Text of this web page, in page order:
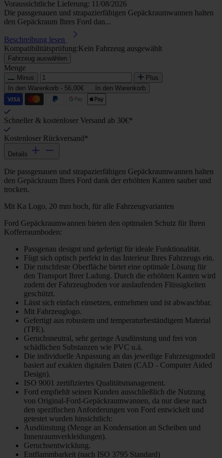
Voraussichtliche Lieferung: 11/08/2026
Die passgenauen und strapazierfähigen Gepäckraumwannen halten
den Gepäckraum Ihres Ford dan...
Beschreibung lesen
Kompatibilitätsprüfung:Kein Fahrzeug ausgewählt
Fahrzeug auswählen
Menge
Minus
Plus
In den Warenkorb - 56,00€ In den Warenkorb
Schneller & kostenloser Versand ab 30€*
Kostenloser Rückversand*
Details
Die passgenauen und strapazierfähigen Gepäckraumwannen halten
den Gepäckraum Ihres Ford dank der erhöhten Kanten sauber und
trocken.
Mit Ka Logo, 20 mm hoch, für alle Fahrzeugvarianten
Ford Gepäckraumwannen bieten den optimalen Schutz für Ihren
Kofferraumboden:
Passgenau designt und gefertigt für ideale Funktionalität.
Fügt sich optisch perfekt in das Interieur Ihres Fahrzeugs ein.
Die rutschfeste Oberfläche bietet eine optimale Lösung für
den Transport Ihrer Ladung. Durch die erhöhten Kanten wird
zudem der Fahrzeugboden vor auslaufenden Flüssigkeiten
geschützt.
Lässt sich einfach einsetzen, entnehmen und ist abwaschbar.
Mit Fahrzeuglogo.
Gefertigt aus robustem und temperaturbeständigem Material
(TPE).
Geruchsneutral, sehr geringe Ausdünstung und frei von
schädlichen Substanzen wie PVC u.ä.
Die individuelle Anpassung an das jeweilige Fahrzeugmodell
basiert auf exakten digitalen Daten (CAD - Computer Aided
Design).
ISO 9001 zertifiziertes Qualitätsmanagement.
Ford empfiehlt seinen Kunden ausschließlich die Nutzung
von Original-Ford-Gepäckraumwannen, da nur diese nach
den spezifischen Anforderungen von Ford entwickelt und
getestet wurden hinsichtlich:
Ausdünstung (Menge an Kondensation an Scheiben und
Innenraumverkleidungen).
Geruchsentwicklung.
Entflammbarkeit (nach ISO 3795 Standard)